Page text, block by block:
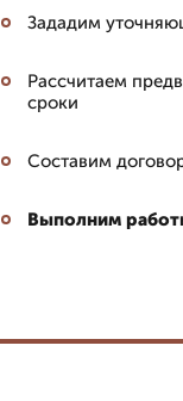
Зададим
Рассчитаем
сроки
Составим
Выполним